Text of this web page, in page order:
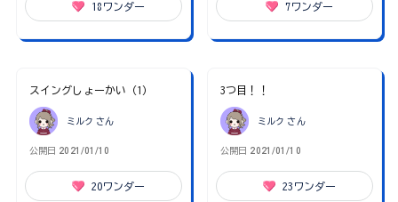
18 ワンダー 7ワンダー
スイングしょーかい（1）
ミルク さん
公開日 2021/01/10
20ワンダー
3つ目！！
ミルク さん
公開日 2021/01/10
23 ワンダー